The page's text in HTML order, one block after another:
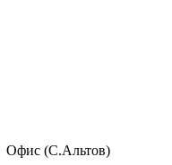
Офис (С.Альтов)